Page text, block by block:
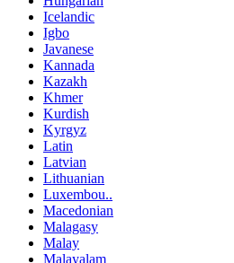
Icelandic
Igbo
Javanese
Kannada
Kazakh
Khmer
Kurdish
Kyrgyz
Latin
Latvian
Lithuanian
Luxembou..
Macedonian
Malagasy
Malay
Malayalam